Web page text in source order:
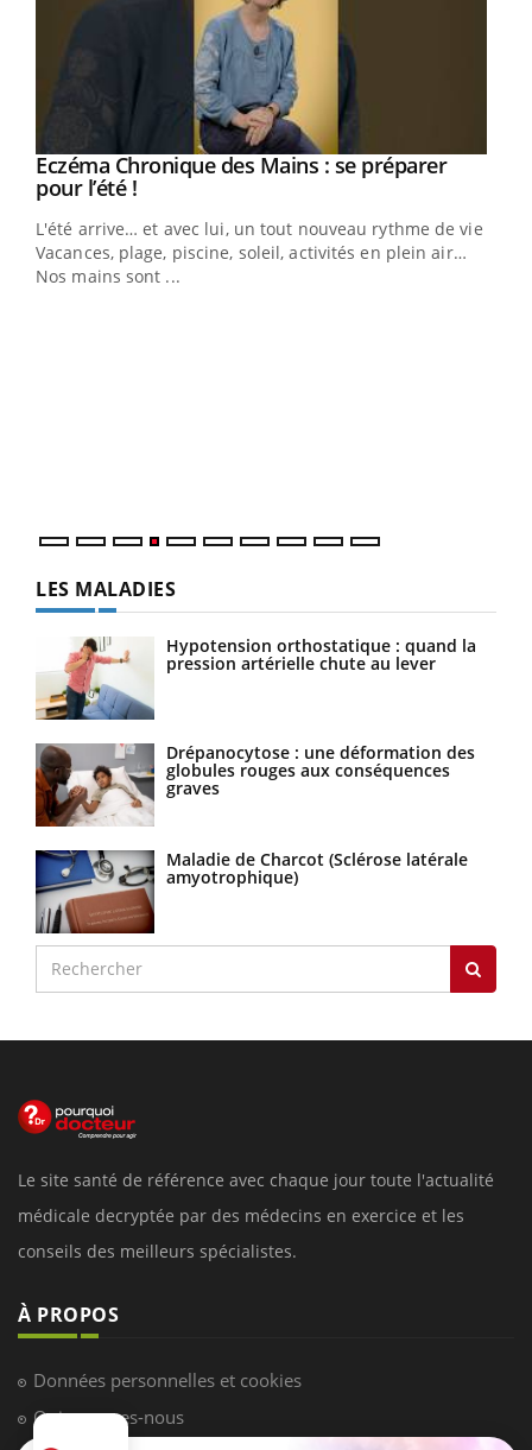
Youtube
Eczéma Chronique des Mains : se préparer
pour l’été !Youtube
L'été arrive… et avec lui, un tout nouveau rythme de vie !
Vacances, plage, piscine, soleil, activités en plein air…
Nos mains sont ...
LES MALADIES
Hypotension orthostatique : quand la
pression artérielle chute au lever
Drépanocytose : une déformation des
globules rouges aux conséquences
graves
Maladie de Charcot (Sclérose latérale
amyotrophique)
Le site santé de référence avec chaque jour toute l'actualité
médicale decryptée par des médecins en exercice et les
conseils des meilleurs spécialistes.
À PROPOS
Données personnelles et cookies
Qui sommes-nous